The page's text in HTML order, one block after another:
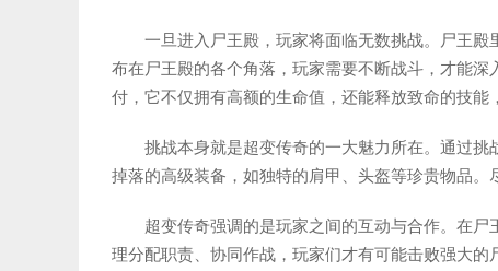
一旦进入尸王殿，玩家将面临无数挑战。尸王
布在尸王殿的各个角落，玩家需要不断战斗，才能
付，它不仅拥有高额的生命值，还能释放致命的技能
挑战本身就是超变传奇的一大魅力所在。通过
掉落的高级装备，如独特的肩甲、头盔等珍贵物品。
超变传奇强调的是玩家之间的互动与合作。在
理分配职责、协同作战，玩家们才有可能击败强大